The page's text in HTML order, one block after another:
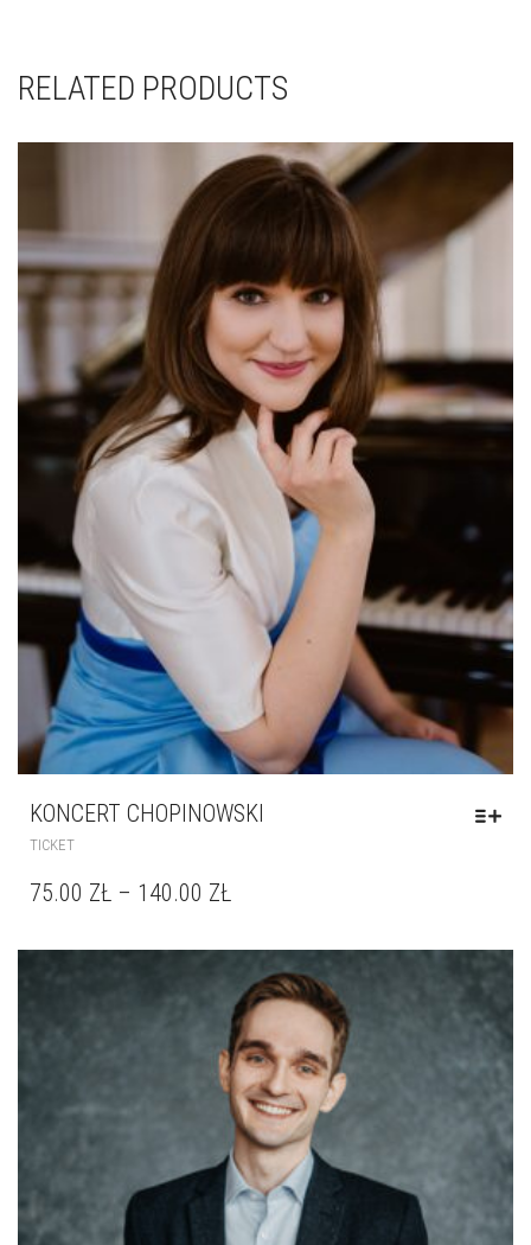
RELATED PRODUCTS
KONCERT CHOPINOWSKI
TICKET
75.00 ZŁ – 140.00 ZŁ